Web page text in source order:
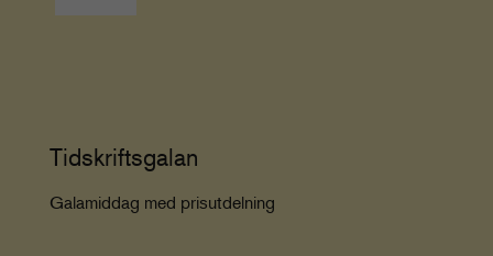
Tidskriftsgalan
Galamiddag med prisutdelning